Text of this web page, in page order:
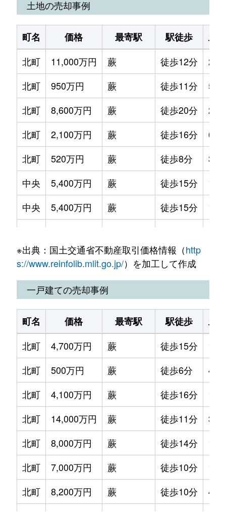
中央
1,500万円 蕨 徒歩6分
70m²
中央
3,000万円 徒歩10分
55m²
中央
880万円 蕨 徒歩8分
45m²
中央
4,800万円 蕨 徒歩10分
70m²
中央
2,500万円 蕨 徒歩2分
30m²
中央
1,700万円 蕨 徒歩6分
55m²
中央
2,500万円 蕨 徒歩6分
30m²
中央
5,000万円 蕨 徒歩10分
塚越
3,000万円 西川口 徒歩15分
塚越
5,500万円 西川口 徒歩9分
塚越
2,800万円 西川口
塚越
4,700万円 西川口 徒歩8分
75m²
塚越
3,900万円 西川口 徒歩14分
65m²
塚越
650万円 西川口 徒歩12分
55m²
塚越
2,700万円 西川口 徒歩12分
55m²
塚越
1,100万円 西川口 徒歩15分
55m²
塚越
4,000万円 西川口 徒歩8分
60m²
塚越
3,300万円 蕨 徒歩5分
60m²
塚越
2,900万円 蕨 徒歩2分
60m²
塚越
4,600万円 蕨 徒歩4分
70m²
土地の売却事例
町名 価格 最寄駅 駅徒歩
土
北町
11,000万円 蕨 徒歩12分
北町
950万円 蕨 徒歩11分
北町
8,600万円 蕨 徒歩20分
北町
2,100万円 蕨 徒歩16分
北町
520万円 蕨 徒歩8分
中央
5,400万円 蕨 徒歩15分
中央
5,400万円 蕨 徒歩15分
中央
3,200万円 蕨 徒歩20分
中央
1,400万円 蕨 徒歩18分
塚越
5,800万円 蕨 徒歩5分
塚越
5,800万円 蕨 徒歩5分
塚越
20,000万円 蕨 徒歩5分
塚越
1,900万円 蕨 徒歩9分
塚越
2,600万円 蕨 徒歩13分
塚越
2,800万円 蕨 徒歩10分
塚越
2,500万円 蕨 徒歩16分
錦町
12,000万円 戸田(埼玉) 徒歩18分
※出典：国土交通省不動産取引価格情報（http
s://www.reinfolib.mlit.go.jp/）を加工して作成
一戸建ての売却事例
町名 価格 最寄駅 駅徒歩
土
北町
4,700万円 蕨 徒歩15分
北町
500万円 蕨 徒歩6分
北町
4,100万円 蕨 徒歩16分
北町
14,000万円 蕨 徒歩11分
北町
8,000万円 蕨 徒歩14分
北町
7,000万円 蕨 徒歩10分
北町
8,200万円 蕨 徒歩10分